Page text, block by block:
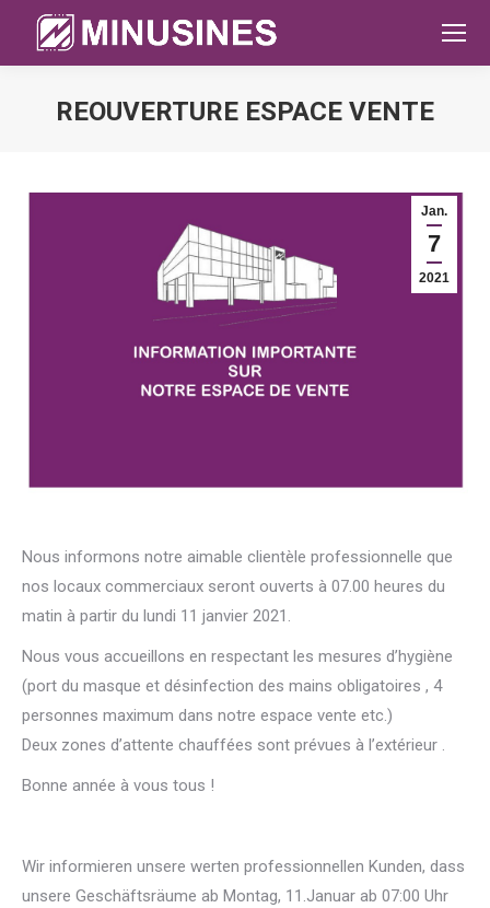
REOUVERTURE ESPACE VENTE
Jan.
7
2021
Nous informons notre aimable clientèle professionnelle que
nos locaux commerciaux seront ouverts à 07.00 heures du
matin à partir du lundi 11 janvier 2021.
Nous vous accueillons en respectant les mesures d’hygiène
(port du masque et désinfection des mains obligatoires , 4
personnes maximum dans notre espace vente etc.)
Deux zones d’attente chauffées sont prévues à l’extérieur .
Bonne année à vous tous !
Wir informieren unsere werten professionnellen Kunden, dass
unsere Geschäftsräume ab Montag, 11.Januar ab 07:00 Uhr